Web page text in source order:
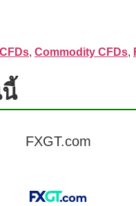
, Commodity CFDs,
FXGT.com